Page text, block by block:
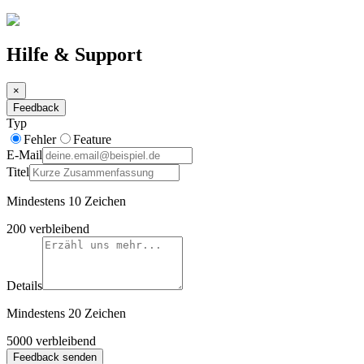
Hilfe & Support
×
Feedback
Typ
Fehler
Feature
E-Mail
Titel
Mindestens 10 Zeichen
200 verbleibend
Details
Mindestens 20 Zeichen
5000 verbleibend
Feedback senden